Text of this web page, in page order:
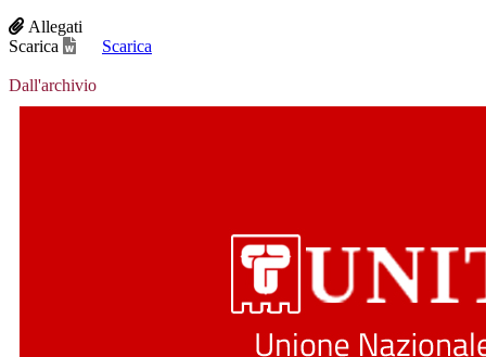
Allegati
Scarica
Scarica
Dall'archivio